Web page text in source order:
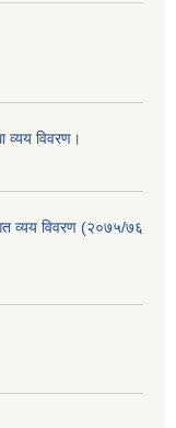
व्यय विवरण।
व्यय विवरण (२०७५/७६